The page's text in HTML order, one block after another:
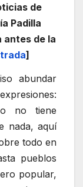
de
Padilla
antes de la
]
abundar
no tiene
nada, aquí
todo en
pueblos
popular,